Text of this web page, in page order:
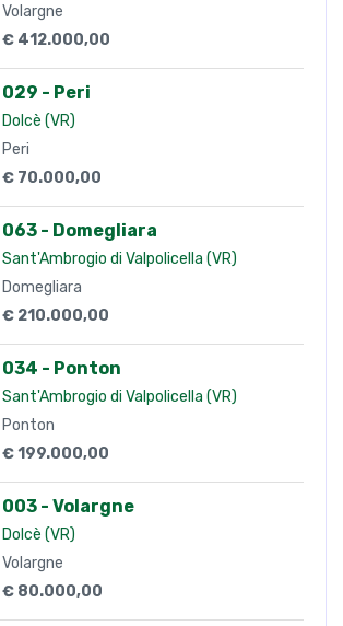
Volargne
€ 412.000,00
029 - Peri
Dolcè (VR)
Peri
€ 70.000,00
063 - Domegliara
Sant'Ambrogio di Valpolicella (VR)
Domegliara
€ 210.000,00
034 - Ponton
Sant'Ambrogio di Valpolicella (VR)
Ponton
€ 199.000,00
003 - Volargne
Dolcè (VR)
Volargne
€ 80.000,00